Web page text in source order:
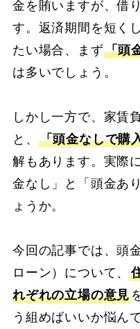
金を賄いますが、借
す。返済期間を短く
たい場合、まず「頭
は多いでしょう。
しかし一方で、家賃
と、 「頭金なしで購
解もあります。実際
金なし」と「頭金あ
ょうか。
今回の記事では、頭
ローン）について、
れぞれの立場の意見
う組めばいいか悩ん